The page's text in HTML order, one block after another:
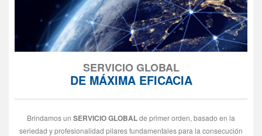
SERVICIO GLOBAL
DE MÁXIMA EFICACIA
Brindamos un SERVICIO GLOBALde primer orden, basado en la
seriedad y profesionalidad pilares fundamentales para la consecución